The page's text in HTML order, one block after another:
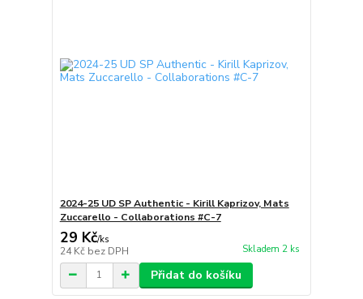
2024-25 UD SP Authentic - Kirill Kaprizov, Mats
Zuccarello - Collaborations #C-7
29 Kč/ks
24 Kč bez DPH Skladem 2 ks
Přidat do košíku